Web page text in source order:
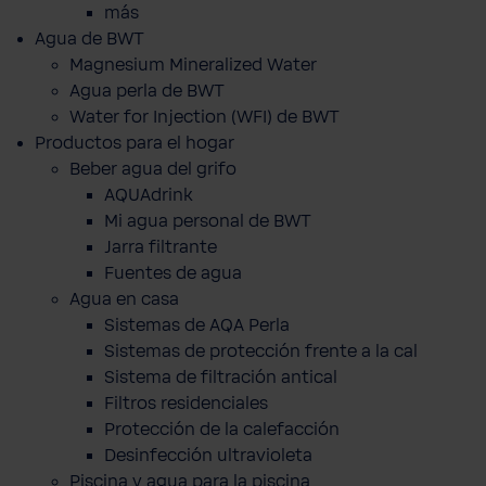
más
Agua de BWT
Magnesium Mineralized Water
Agua perla de BWT
Water for Injection (WFI) de BWT
Productos para el hogar
Beber agua del grifo
AQUAdrink
Mi agua personal de BWT
Jarra filtrante
Fuentes de agua
Agua en casa
Sistemas de AQA Perla
Sistemas de protección frente a la cal
Sistema de filtración antical
Filtros residenciales
Protección de la calefacción
Desinfección ultravioleta
Piscina y agua para la piscina